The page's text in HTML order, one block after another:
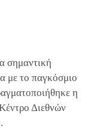
σημαντική
με το παγκόσμιο
η
Διεθνών